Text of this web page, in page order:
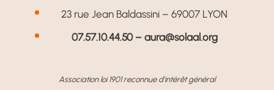
23 rue Jean Baldassini – 69007 LYON
07.57.10.44.50 –aura@solaal.org
Association loi 1901 reconnue d’intérêt général